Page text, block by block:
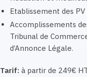
Etablissement des PV
Accomplissements
Tribunal de
d’Annonce Légale.
Tarif: à partir de 249€